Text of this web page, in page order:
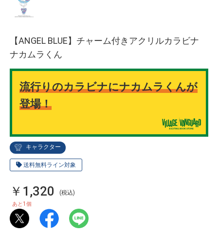
キャラクター
送料無料ライン対象
【ANGEL BLUE】チャーム付きアクリルカラビナ
ナカムラくん
流行りのカラビナにナカムラくんが
登場！
￥1,320 (税込)
あと 1 個